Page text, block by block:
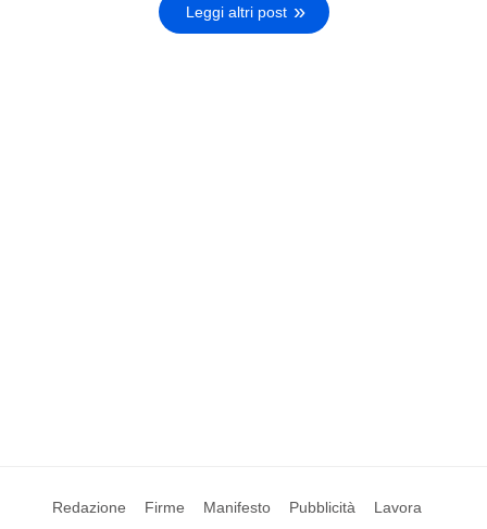
Leggi altri post
Redazione Firme Manifesto Pubblicità Lavora